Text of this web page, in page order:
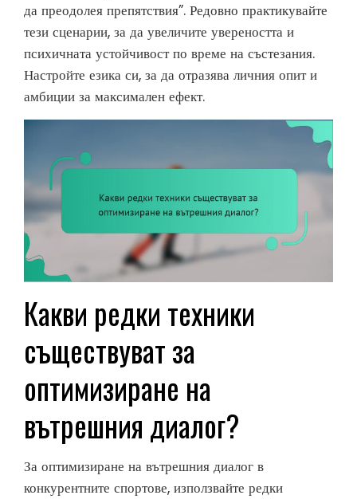
да преодолея препятствия”. Редовно практикувайте
тези сценарии, за да увеличите увереността и
психичната устойчивост по време на състезания.
Настройте езика си, за да отразява личния опит и
амбиции за максимален ефект.
Какви редки техники
съществуват за
оптимизиране на
вътрешния диалог?
За оптимизиране на вътрешния диалог в
конкурентните спортове, използвайте редки